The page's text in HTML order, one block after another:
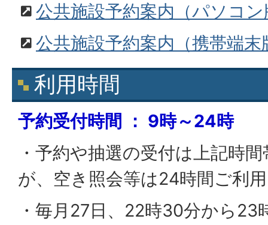
公共施設予約案内（パソコン
公共施設予約案内（携帯端末
利用時間
予約受付時間 ： 9時～24時
・予約や抽選の受付は上記時
が、空き照会等は24時間ご利
・毎月27日、22時30分から23